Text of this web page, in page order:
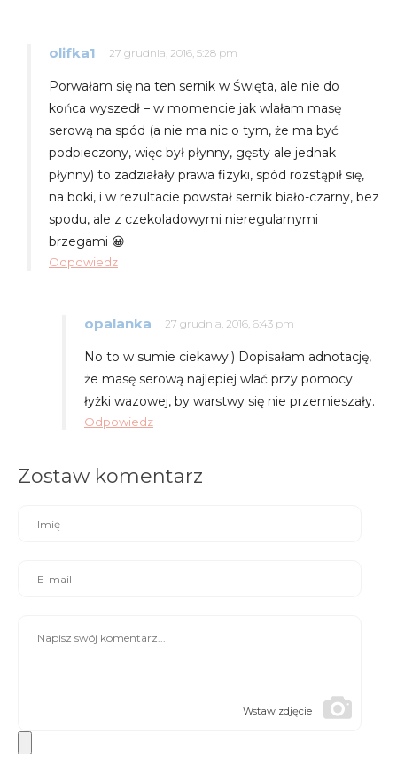
olifka1 27 grudnia, 2016, 5:28 pm
Porwałam się na ten sernik w Święta, ale nie do
końca wyszedł – w momencie jak wlałam masę
serową na spód (a nie ma nic o tym, że ma być
podpieczony, więc był płynny, gęsty ale jednak
płynny) to zadziałały prawa fizyki, spód rozstąpił się,
na boki, i w rezultacie powstał sernik biało-czarny, bez
spodu, ale z czekoladowymi nieregularnymi
brzegami 😀
Odpowiedz
opalanka 27 grudnia, 2016, 6:43 pm
No to w sumie ciekawy:) Dopisałam adnotację,
że masę serową najlepiej wlać przy pomocy
łyżki wazowej, by warstwy się nie przemieszały.
Odpowiedz
Zostaw komentarz
Wstaw zdjęcie